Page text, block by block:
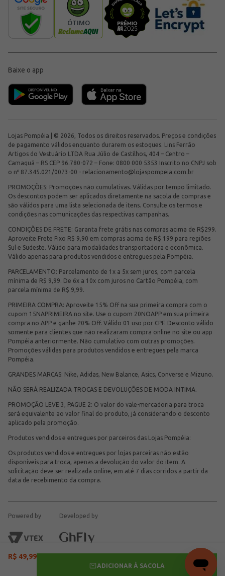
R$ 49,99
ADICIONAR À SACOLA
Baixe o app
Lojas Pompéia | © 2026, Todos os direitos reservados. Preços e condições
de pagamento válidos enquanto durarem os estoques. Lins Ferrão
Artigos do Vestuário LTDA Rua Júlio de Castilhos, 404 – Centro –
Camaquã – RS CEP 96.780-072 – Fone: 0800 000 5353 Inscrito no CNPJ sob
o nº 87.345.021/0073-00 - relacionamento@lojaspompeia.com.br
PROMOÇÕES: Promoções não cumulativas. Válidas por tempo limitado.
Os descontos podem ser aplicados diretamente na sacola de compras e
são válidos para uma lista selecionada de itens. Consulte os termos e
condições nas comunicações das respectivas campanhas.
CONDIÇÕES DE FRETE: Garanta frete grátis nas compras acima de R$299.
Aproveite Frete Fixo R$ 9,90 em compras acima de R$ 199 para regiões
Sul e Sudeste. Válido para modalidades transportadora e econômica.
Válido apenas para produtos vendidos e entregues pela Pompéia.
PARCELAMENTO: Parcelamento de 1x a 5x sem juros, com parcela
mínima de R$ 9,99. De 6x a 10x com juros no Cartão Pompéia, com
parcela mínima de R$ 9,99.
PRIMEIRA COMPRA: Aproveite 15% Off na sua primeira compra com o
cupom 15NAPRIMEIRA no site. Use o cupom 20NOAPP em sua primeira
compra no APP e ganhe 20% Off. Válido 01 uso por CPF. Desconto válido
somente para clientes que não realizaram compra online no site ou app
Pompéia anteriormente. Não cumulativo com outras promoções.
Promoções válidas para produtos vendidos e entregues pela marca
Pompéia.
GRANDES MARCAS: Nike, Adidas, New Balance, Asics, Converse e Mizuno.
NÃO SERÁ REALIZADA TROCAS E DEVOLUÇÕES DE MODA INTIMA.
PROMOÇÃO LEVE 3, PAGUE 2: O valor do vale-mercadoria para troca
será equivalente ao valor final do produto, já considerando o desconto
aplicado pela promoção.
Produtos vendidos e entregues por parceiros das Lojas Pompéia:
Os produtos vendidos e entregues por lojas parceiras não estão
disponíveis para troca, apenas a devolução do valor do item. A
solicitação deve ser realizada online, em até 7 dias corridos a partir da
data de recebimento da compra.
Powered by Developed by